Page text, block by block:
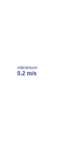
miinimum
0.2 m/s